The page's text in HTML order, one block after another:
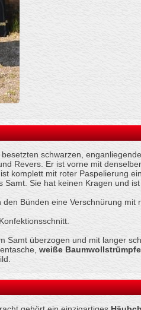
schwarzen,
Revers. Er ist vorne mit
komplett mit roter Paspelierung
Samt. Sie hat keinen Kragen und
den Bünden eine Verschnürung mit
Samt überzogen und mit langer
weiße Baumwollstrümpfe